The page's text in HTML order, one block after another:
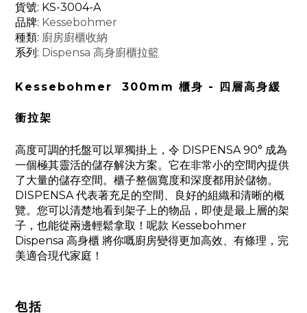
貨號: KS-3004-A
品牌: Kessebohmer
種類: 廚房廚櫃收納
系列: Dispensa 高身廚櫃拉籃
Kessebohmer 300mm 櫃身 - 四層高身緩
衝拉架
高度可調的托盤可以單獨掛上，令 DISPENSA 90° 成為
一個極其靈活的儲存解決方案。它在非常小的空間內提供
了大量的儲存空間。櫃子整個寬度和深度都用於儲物。
DISPENSA 代表著充足的空間、良好的組織和清晰的概
覽。您可以清楚地看到架子上的物品，即使是最上層的架
子，也能從兩邊輕鬆拿取！ 呢款 Kessebohmer
Dispensa 高身櫃 將你嘅廚房變得更加高效、有條理，完
美適合現代家庭！
包括